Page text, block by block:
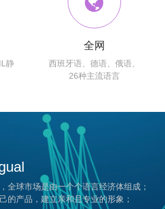
静
全网
西班牙语、德语、俄语、
26种主流语言
全球市场是由一个个语言经济体组成；
的产品，建立亲和且专业的形象；